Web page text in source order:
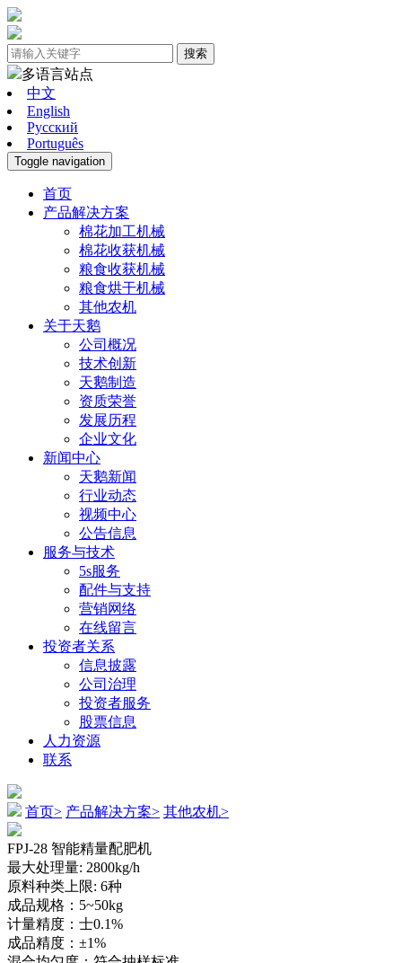
搜索
多语言站点
中文
English
Pусский
Português
Toggle navigation
首页
产品解决方案
棉花加工机械
棉花收获机械
粮食收获机械
粮食烘干机械
其他农机
关于天鹅
公司概况
技术创新
天鹅制造
资质荣誉
发展历程
企业文化
新闻中心
天鹅新闻
行业动态
视频中心
公告信息
服务与技术
5s服务
配件与支持
营销网络
在线留言
投资者关系
信息披露
公司治理
投资者服务
股票信息
人力资源
联系
首页> 产品解决方案> 其他农机>
FPJ-28 智能精量配肥机
最大处理量: 2800kg/h
原料种类上限: 6种
成品规格：5~50kg
计量精度：士0.1%
成品精度：±1%